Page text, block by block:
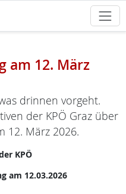
am 12. März
drinnen vorgeht.
der KPÖ Graz über
12. März 2026.
KPÖ
am 12.03.2026